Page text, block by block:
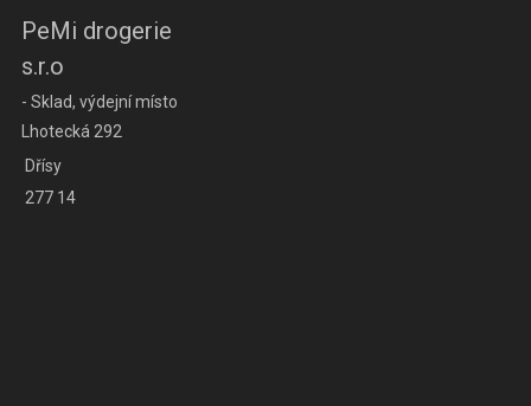
PeMi drogerie
s.r.o
- Sklad, výdejní místo
Lhotecká 292
Dřísy
277 14